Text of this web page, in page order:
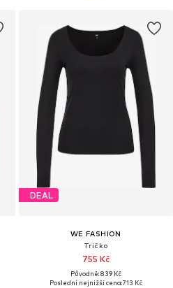
DEAL
WE FASHION
Tričko
755 Kč
Původně: 839 Kč
Poslední nejnižší cena:713 Kč